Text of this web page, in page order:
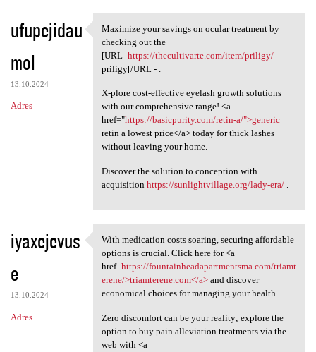
ufupejidau
mol
13.10.2024
Adres
Maximize your savings on
Maximize your savings on ocular treatment by
checking out the
[URL=https://thecultivarte.com/item/priligy/-
priligy[/URL - .
X-plore cost-effective eyelash growth solutions
with our comprehensive range! <a
href="https://basicpurity.com/retin-a/">generic
retin a lowest price</a> today for thick lashes
without leaving your home.
Discover the solution to conception with
acquisition https://sunlightvillage.org/lady-era/.
iyaxejevus
e
13.10.2024
Adres
With medication costs soaring
With medication costs soaring, securing affordable
options is crucial. Click here for <a
href=https://fountainheadapartmentsma.com/triamt
erene/>triamterene.com</a>and discover
economical choices for managing your health.
Zero discomfort can be your reality; explore the
option to buy pain alleviation treatments via the
web with <a